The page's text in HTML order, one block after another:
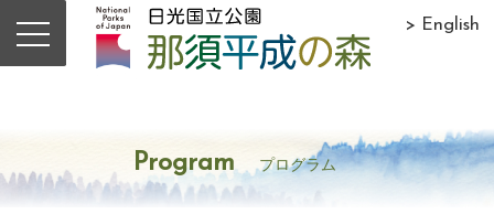
> English
Program プログラム